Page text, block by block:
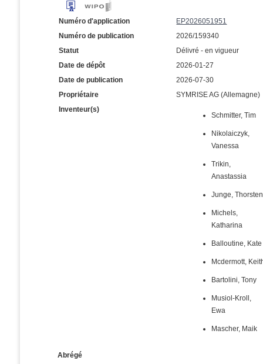
Numéro d'application
EP2026051951
Numéro de publication
2026/159340
Statut
Délivré - en vigueur
Date de dépôt
2026-01-27
Date de publication
2026-07-30
Propriétaire
SYMRISE AG (Allemagne)
Inventeur(s)
Schmitter, Tim
Nikolaiczyk,
Vanessa
Trikin,
Anastassia
Junge, Thorsten
Michels,
Katharina
Balloutine, Kate
Mcdermott,
Bartolini, Tony
Musiol-Kroll,
Ewa
Mascher, Maik
Abrégé